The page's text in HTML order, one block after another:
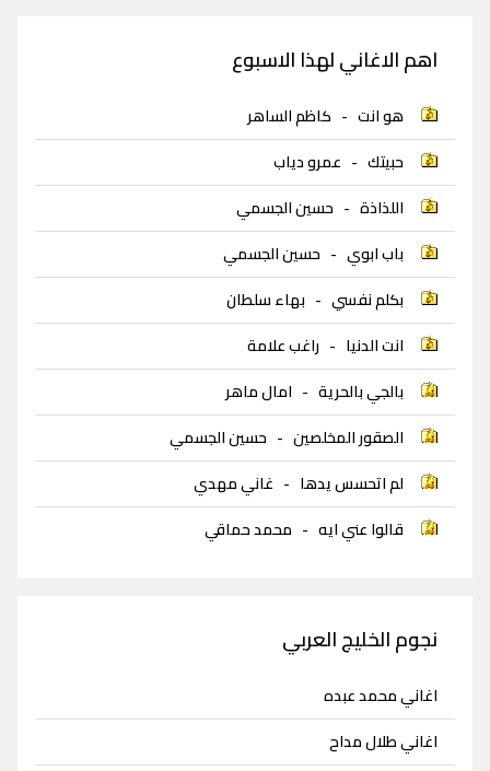
اهم الاغاني لهذا الاسبوع
هو انت - كاظم الساهر
حبيتك - عمرو دياب
اللذاذة - حسين الجسمي
باب ابوي - حسين الجسمي
بكلم نفسي - بهاء سلطان
انت الدنيا - راغب علامة
بالجي بالحرية - امال ماهر
الصقور المخلصين - حسين الجسمي
لم اتحسس يدها - غاني مهدي
قالوا عني ايه - محمد حماقي
نجوم الخليج العربي
اغاني محمد عبده
اغاني طلال مداح